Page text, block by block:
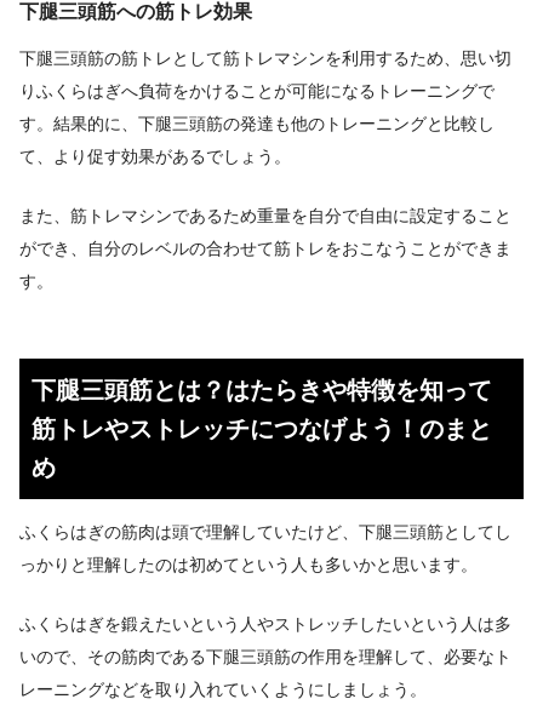
下腿三頭筋への筋トレ効果
下腿三頭筋の筋トレとして筋トレマシンを利用するため、思い切
りふくらはぎへ負荷をかけることが可能になるトレーニングで
す。結果的に、下腿三頭筋の発達も他のトレーニングと比較し
て、より促す効果があるでしょう。
また、筋トレマシンであるため重量を自分で自由に設定すること
ができ、自分のレベルの合わせて筋トレをおこなうことができま
す。
下腿三頭筋とは？はたらきや特徴を知って
筋トレやストレッチにつなげよう！のまと
め
ふくらはぎの筋肉は頭で理解していたけど、下腿三頭筋としてし
っかりと理解したのは初めてという人も多いかと思います。
ふくらはぎを鍛えたいという人やストレッチしたいという人は多
いので、その筋肉である下腿三頭筋の作用を理解して、必要なト
レーニングなどを取り入れていくようにしましょう。